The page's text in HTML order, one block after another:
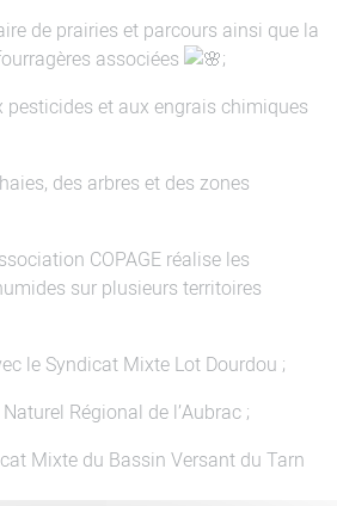
de prairies et parcours ainsi que la
associées
;
pesticides et aux engrais chimiques
des arbres et des zones
COPAGE réalise les
sur plusieurs territoires
le Syndicat Mixte Lot Dourdou ;
Régional de l’Aubrac ;
Mixte du Bassin Versant du Tarn